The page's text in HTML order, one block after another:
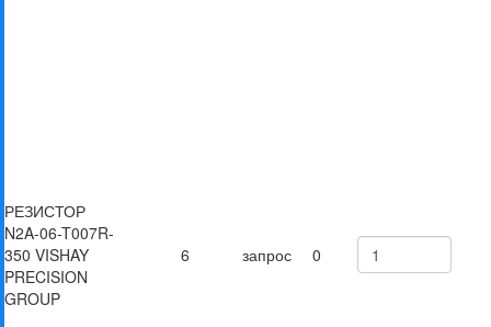
РЕЗИСТОР
N2A-06-T007R-
350 VISHAY
PRECISION
GROUP
6 запрос 0